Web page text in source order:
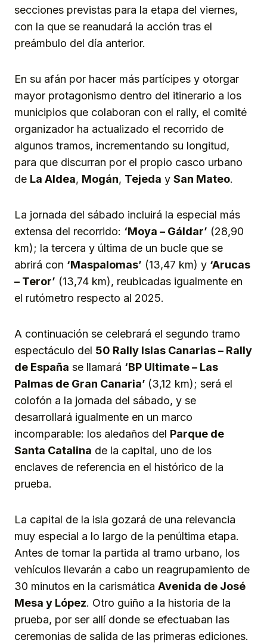
secciones previstas para la etapa del viernes,
con la que se reanudará la acción tras el
preámbulo del día anterior.
En su afán por hacer más partícipes y otorgar
mayor protagonismo dentro del itinerario a los
municipios que colaboran con el rally, el comité
organizador ha actualizado el recorrido de
algunos tramos, incrementando su longitud,
para que discurran por el propio casco urbano
de La Aldea, Mogán, Tejeda y San Mateo.
La jornada del sábado incluirá la especial más
extensa del recorrido: ‘Moya – Gáldar’ (28,90
km); la tercera y última de un bucle que se
abrirá con ‘Maspalomas’ (13,47 km) y ‘Arucas
– Teror’ (13,74 km), reubicadas igualmente en
el rutómetro respecto al 2025.
A continuación se celebrará el segundo tramo
espectáculo del 50 Rally Islas Canarias – Rally
de España se llamará ‘BP Ultimate – Las
Palmas de Gran Canaria’ (3,12 km); será el
colofón a la jornada del sábado, y se
desarrollará igualmente en un marco
incomparable: los aledaños del Parque de
Santa Catalina de la capital, uno de los
enclaves de referencia en el histórico de la
prueba.
La capital de la isla gozará de una relevancia
muy especial a lo largo de la penúltima etapa.
Antes de tomar la partida al tramo urbano, los
vehículos llevarán a cabo un reagrupamiento de
30 minutos en la carismática Avenida de José
Mesa y López. Otro guiño a la historia de la
prueba, por ser allí donde se efectuaban las
ceremonias de salida de las primeras ediciones.